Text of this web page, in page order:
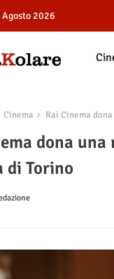
Agosto 2026
Cinema Rai Cinema
dona
di Torino